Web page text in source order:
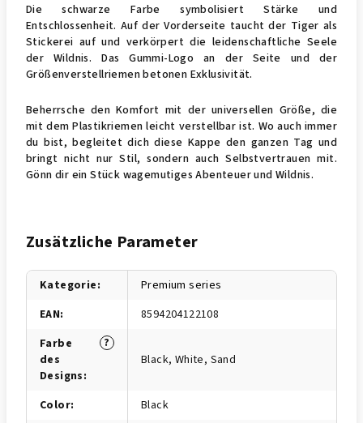
Die schwarze Farbe symbolisiert Stärke und
Entschlossenheit. Auf der Vorderseite taucht der Tiger als
Stickerei auf und verkörpert die leidenschaftliche Seele
der Wildnis. Das Gummi-Logo an der Seite und der
Größenverstellriemen betonen Exklusivität.
Beherrsche den Komfort mit der universellen Größe, die
mit dem Plastikriemen leicht verstellbar ist. Wo auch immer
du bist, begleitet dich diese Kappe den ganzen Tag und
bringt nicht nur Stil, sondern auch Selbstvertrauen mit.
Gönn dir ein Stück wagemutiges Abenteuer und Wildnis.
Zusätzliche Parameter
Kategorie:
Premium series
EAN:
8594204122108
?
Farbe
des
Designs:
Black, White, Sand
Color: Black